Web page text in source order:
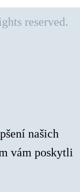
reserved.
našich
vám poskytli